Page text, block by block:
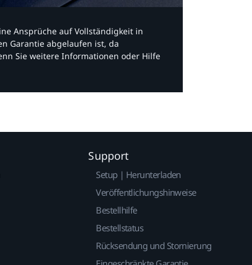
Ansprüche auf Vollständigkeit in
Garantie abgelaufen ist, da
Sie weitere Informationen oder Hilfe
Support
Setup | Herunterladen
Veröffentlichungshinweise
Bestellhilfe
Bestellstatus
Rücksendung und Stornierung